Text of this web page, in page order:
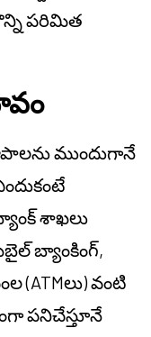
పరిమిత
ముందుగానే
శాఖలు
బ్యాంకింగ్,
(ATMలు) వంటి
పనిచేస్తూనే